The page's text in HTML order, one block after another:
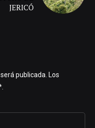
JERICÓ
publicada. Los